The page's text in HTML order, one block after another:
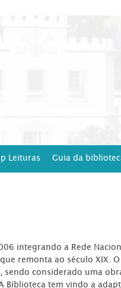
Leituras Guia da
integrando a Rede
que remonta ao século XIX.
considerado uma
Biblioteca tem vindo a